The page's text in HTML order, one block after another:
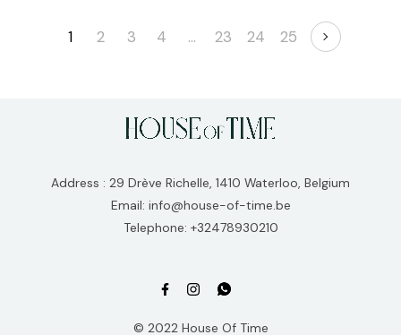
1 2 3 4 … 23 24 25
Address : 29 Drève Richelle, 1410 Waterloo, Belgium
Email: info@house-of-time.be
Telephone: +32478930210
© 2022 House Of Time